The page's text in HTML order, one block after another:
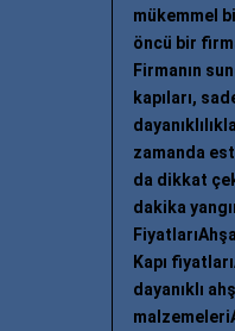
mükemmel
öncü bir
Firmanın
kapıları,
zamanda
da dikkat
dakika
Kapı
dayanıklı